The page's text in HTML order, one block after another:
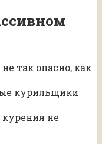
так опасно, как
курильщики
не